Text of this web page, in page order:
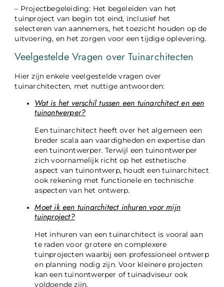
– Projectbegeleiding: Het begeleiden van het
tuinproject van begin tot eind, inclusief het
selecteren van aannemers, het toezicht houden op de
uitvoering, en het zorgen voor een tijdige oplevering.
Veelgestelde Vragen over Tuinarchitecten
Hier zijn enkele veelgestelde vragen over
tuinarchitecten, met nuttige antwoorden:
Wat is het verschil tussen een tuinarchitect en een
tuinontwerper?
Een tuinarchitect heeft over het algemeen een
breder scala aan vaardigheden en expertise dan
een tuinontwerper. Terwijl een tuinontwerper
zich voornamelijk richt op het esthetische
aspect van tuinontwerp, houdt een tuinarchitect
ook rekening met functionele en technische
aspecten van het ontwerp.
Moet ik een tuinarchitect inhuren voor mijn
tuinproject?
Het inhuren van een tuinarchitect is vooral aan
te raden voor grotere en complexere
tuinprojecten waarbij een professioneel ontwerp
en planning nodig zijn. Voor kleinere projecten
kan een tuinontwerper of tuinadviseur ook
voldoende zijn.